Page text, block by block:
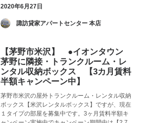
2020年6月27日
­ 諏訪貸家アパートセンター 本店
【茅野市米沢】 ●イオンタウン
茅野に隣接・トランクルーム・レ
ンタル収納ボックス 【3カ月賃料
半額キャンペーン中】
茅野市米沢の屋外トランクルーム・レンタル収納
ボックス【米沢レンタルボックス】ですが、現在
１タイプの部屋を募集中です。3ヶ月賃料半額キ